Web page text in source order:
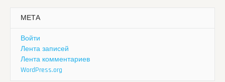
МЕТА
Войти
Лента записей
Лента комментариев
WordPress.org